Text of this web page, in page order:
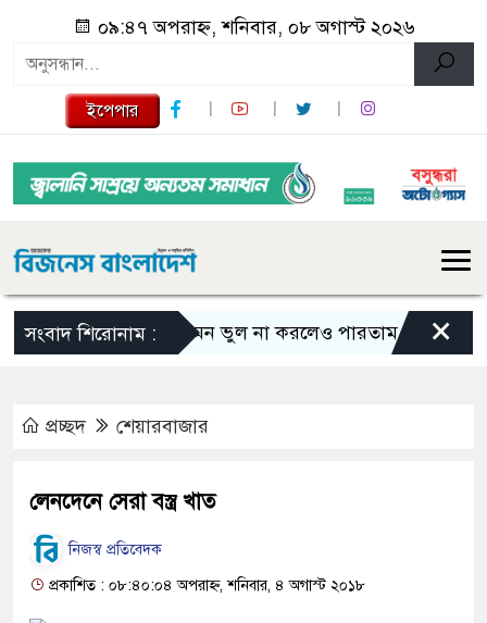
০৯:৪৭ অপরাহ্ন, শনিবার, ০৮ অগাস্ট ২০২৬
ইপেপার
সংবাদ শিরোনাম :এমন ভুল না করলেও পারতাম : শাকিব খান
×
প্রচ্ছদ শেয়ারবাজার
লেনদেনে সেরা বস্ত্র খাত
নিজস্ব প্রতিবেদক
প্রকাশিত : ০৮:৪০:০৪ অপরাহ্ন, শনিবার, ৪ অগাস্ট ২০১৮